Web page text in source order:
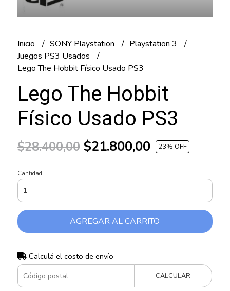
Inicio SONY Playstation
Playstation 3
Juegos PS3 Usados
Lego The Hobbit Físico Usado PS3
Lego The Hobbit
Físico Usado PS3
$28.400,00$21.800,00 23% OFF
Cantidad
AGREGAR AL CARRITO
Calculá el costo de envío
CALCULAR